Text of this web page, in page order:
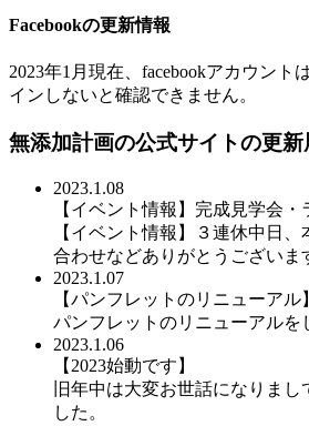
Facebookの更新情報
2023年1月現在、facebookアカウント
インしないと確認できません。
無添加計画の公式サイトの更新
2023.1.08
【イベント情報】完成見学会・
【イベント情報】３連休中日
合わせなどありがとうございま
2023.1.07
【パンフレットのリニューアル】
パンフレットのリニューアルを
2023.1.06
【2023始動です】
旧年中は大変お世話になりまし
した。